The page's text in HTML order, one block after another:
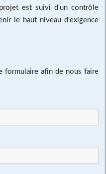
est suivi d'un contrôle
le haut niveau d'exigence
formulaire afin de nous faire